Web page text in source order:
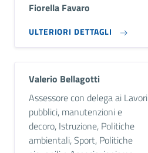
Fiorella Favaro
ULTERIORI DETTAGLI
Valerio Bellagotti
Descrizione breve
Assessore con delega ai Lavori
pubblici, manutenzioni e
decoro, Istruzione, Politiche
ambientali, Sport, Politiche